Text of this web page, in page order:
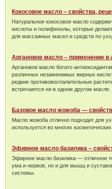
Кокосовое масло – свойства,
Натуральное кокосовое масло
кислоты и полифенолы, которые
для массажных масел и средств по
Аргановое масло – применение
Аргановое масло богато
различных незаменимых жирных
редкие противовоспалительные
встречаются ни в одном другом масле.
Базовое масло жожоба —
Масло жожоба отлично подходит для
используется во многих косметических
Эфирное масло базилика –
Эфирное масло базилика — отличное
ума и нервов, но и для мышц и
системы.